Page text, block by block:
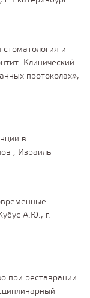
и
Клинический
протоколах»,
в
, Израиль
А.Ю., г.
при реставрации